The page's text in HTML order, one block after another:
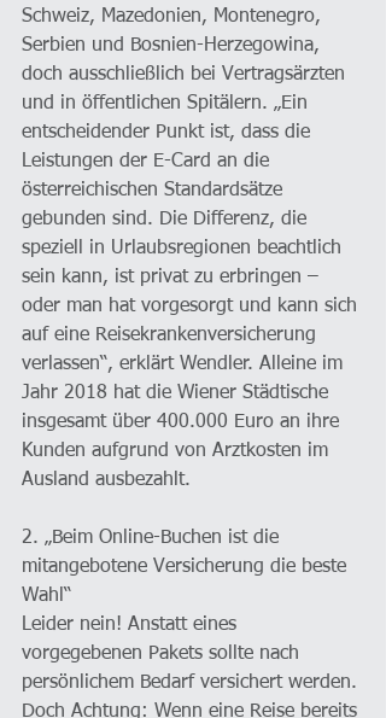
Schweiz, Mazedonien, Montenegro,
Serbien und Bosnien-Herzegowina,
doch ausschließlich bei Vertragsärzten
und in öffentlichen Spitälern. „Ein
entscheidender Punkt ist, dass die
Leistungen der E-Card an die
österreichischen Standardsätze
gebunden sind. Die Differenz, die
speziell in Urlaubsregionen beachtlich
sein kann, ist privat zu erbringen –
oder man hat vorgesorgt und kann sich
auf eine Reisekrankenversicherung
verlassen“, erklärt Wendler. Alleine im
Jahr 2018 hat die Wiener Städtische
insgesamt über 400.000 Euro an ihre
Kunden aufgrund von Arztkosten im
Ausland ausbezahlt.
2. „Beim Online-Buchen ist die
mitangebotene Versicherung die beste
Wahl“
Leider nein! Anstatt eines
vorgegebenen Pakets sollte nach
persönlichem Bedarf versichert werden.
Doch Achtung: Wenn eine Reise bereits